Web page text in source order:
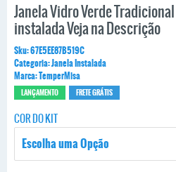
Janela Vidro Verde
instalada Veja na Descrição
Sku:67E5EE87B519C
Categoria:Janela Instalada
Marca:TemperMisa
LANÇAMENTO FRETE GRÁTIS
COR DO KIT